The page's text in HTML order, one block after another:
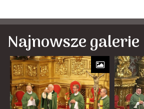
Najnowsze galerie